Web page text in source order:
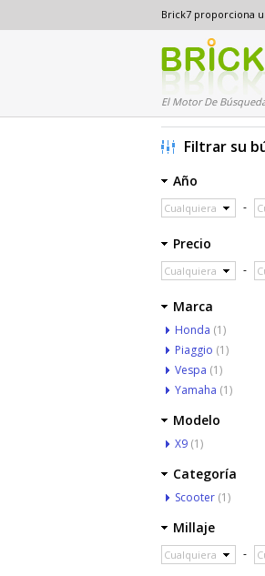
Brick7 proporciona
El Motor De
Filtrar su
Año
Cualquiera -
Precio
Cualquiera -
Marca
Honda (1)
Piaggio (1)
Vespa (1)
Yamaha (1)
Modelo
X9 (1)
Categoría
Scooter (1)
Millaje
Cualquiera -